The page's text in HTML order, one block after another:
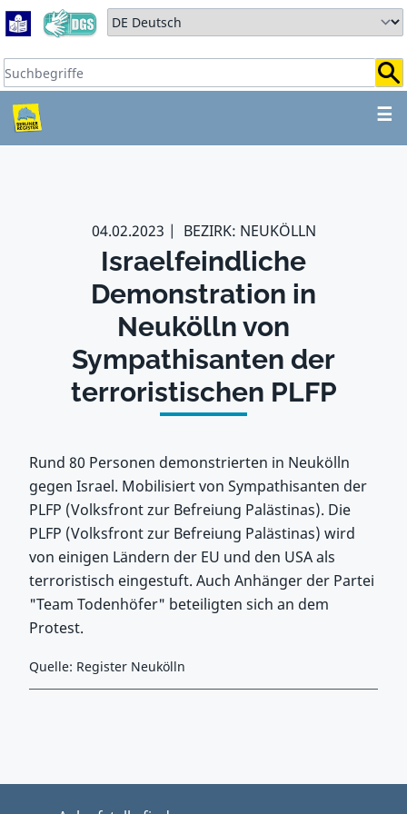
Zum Hauptbereich springen
Zum Hauptmenü springen
Sprache auswählen:
Suchbegriffe:
☰
ZUM HAUPTBEREICH
04.02.2023 BEZIRK: NEUKÖLLN
Israelfeindliche
Demonstration in
Neukölln von
Sympathisanten der
terroristischen PLFP
Rund 80 Personen demonstrierten in Neukölln
gegen Israel. Mobilisiert von Sympathisanten der
PLFP (Volksfront zur Befreiung Palästinas). Die
PLFP (Volksfront zur Befreiung Palästinas) wird
von einigen Ländern der EU und den USA als
terroristisch eingestuft. Auch Anhänger der Partei
"Team Todenhöfer" beteiligten sich an dem
Protest.
Quelle: Register Neukölln